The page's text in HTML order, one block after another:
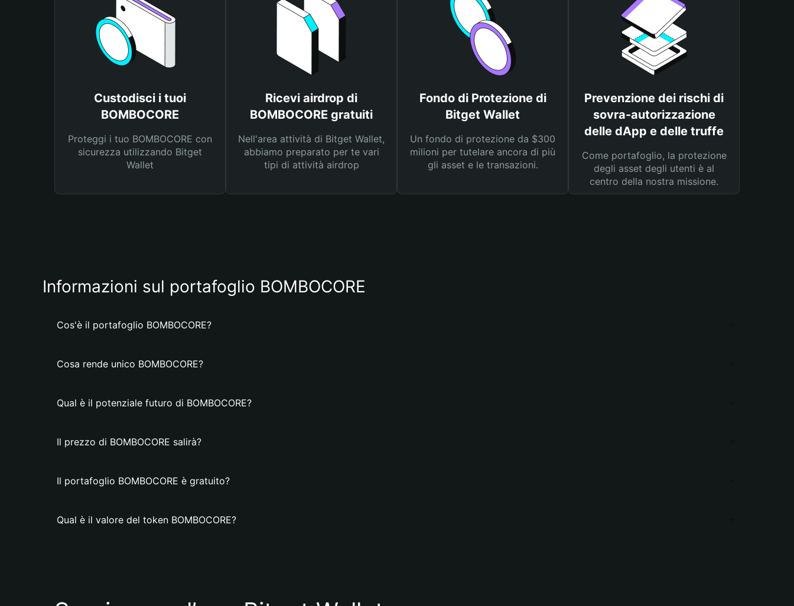
Custodisci i tuoi
BOMBOCORE
Proteggi i tuo BOMBOCORE con
sicurezza utilizzando Bitget
Wallet
Ricevi airdrop di
BOMBOCORE gratuiti
Nell'area attività di Bitget Wallet,
abbiamo preparato per te vari
tipi di attività airdrop
Fondo di Protezione di
Bitget Wallet
Un fondo di protezione da $300
milioni per tutelare ancora di più
gli asset e le transazioni.
Prevenzione dei rischi di
sovra-autorizzazione
delle dApp e delle truffe
Come portafoglio, la protezione
degli asset degli utenti è al
centro della nostra missione.
Informazioni sul portafoglio BOMBOCORE
Cos'è il portafoglio BOMBOCORE?
Cosa rende unico BOMBOCORE?
Qual è il potenziale futuro di BOMBOCORE?
Il prezzo di BOMBOCORE salirà?
Il portafoglio BOMBOCORE è gratuito?
Qual è il valore del token BOMBOCORE?